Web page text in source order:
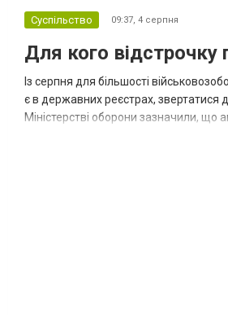
Суспільство 09:37, 4 серпня
Для кого
Із серпня для більшості
є в державних реєстрах, звертатися
Міністерстві оборони зазначили,